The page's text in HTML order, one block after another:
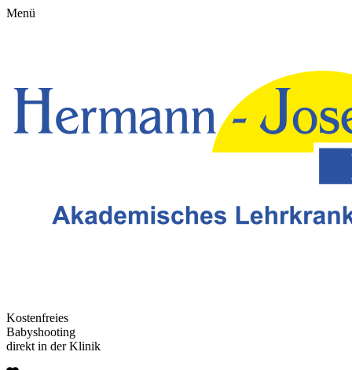
Menü
Kostenfreies
Babyshooting
direkt in der Klinik